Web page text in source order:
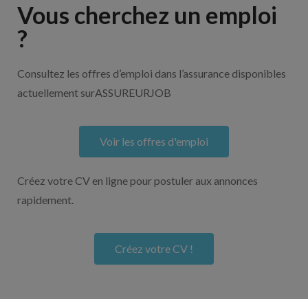
Vous cherchez un emploi
?
Consultez les offres d’emploi dans l’assurance disponibles
actuellement surASSUREURJOB
Voir les offres d'emploi
Créez votre CV en ligne pour postuler aux annonces
rapidement.
Créez votre CV !